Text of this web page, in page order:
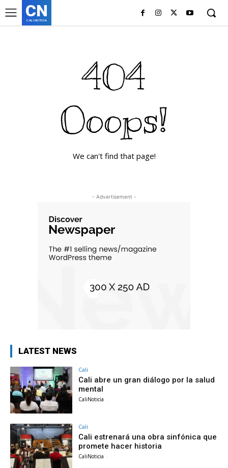
CN
CALI NOTICIA
404
Ooops!
We can't find that page!
- Advertisement -
LATEST NEWS
Cali
Cali abre un gran diálogo por la salud
mental
CaliNoticia -
Cali
Cali estrenará una obra sinfónica que
promete hacer historia
CaliNoticia -